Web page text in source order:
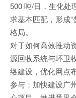
500 吨/日，生化处
求基本匹配，形成
格局。
对于如何高效推动
源回收系统与环卫
络建设，优化网点
参与；加快建设广